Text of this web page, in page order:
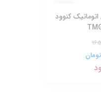
کنوود